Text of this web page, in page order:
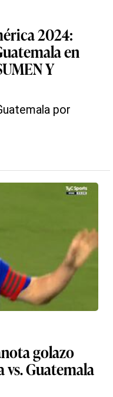
2024:
en
Y
por
golazo
vs. Guatemala